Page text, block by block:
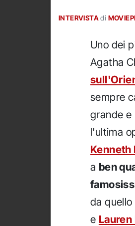
INTERVISTA di
Uno dei
Agatha
sempre
grande e
l'ultima
Kenneth
a ben
da
e Lauren